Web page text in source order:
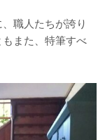
職人たちが誇り
また、特筆すべ